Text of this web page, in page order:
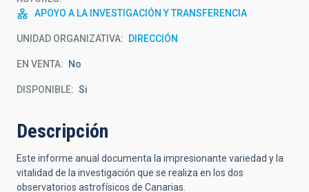
APOYO A LA INVESTIGACIÓN Y TRANSFERENCIA
UNIDAD ORGANIZATIVA DIRECCIÓN
EN VENTA No
DISPONIBLE Si
Descripción
Este informe anual documenta la impresionante variedad y la
vitalidad de la investigación que se realiza en los dos
observatorios astrofísicos de Canarias.